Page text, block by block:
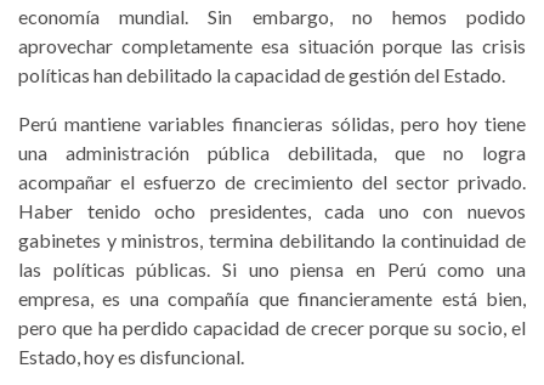
economía mundial. Sin embargo, no hemos podido
aprovechar completamente esa situación porque las crisis
políticas han debilitado la capacidad de gestión del Estado.
Perú mantiene variables financieras sólidas, pero hoy tiene
una administración pública debilitada, que no logra
acompañar el esfuerzo de crecimiento del sector privado.
Haber tenido ocho presidentes, cada uno con nuevos
gabinetes y ministros, termina debilitando la continuidad de
las políticas públicas. Si uno piensa en Perú como una
empresa, es una compañía que financieramente está bien,
pero que ha perdido capacidad de crecer porque su socio, el
Estado, hoy es disfuncional.